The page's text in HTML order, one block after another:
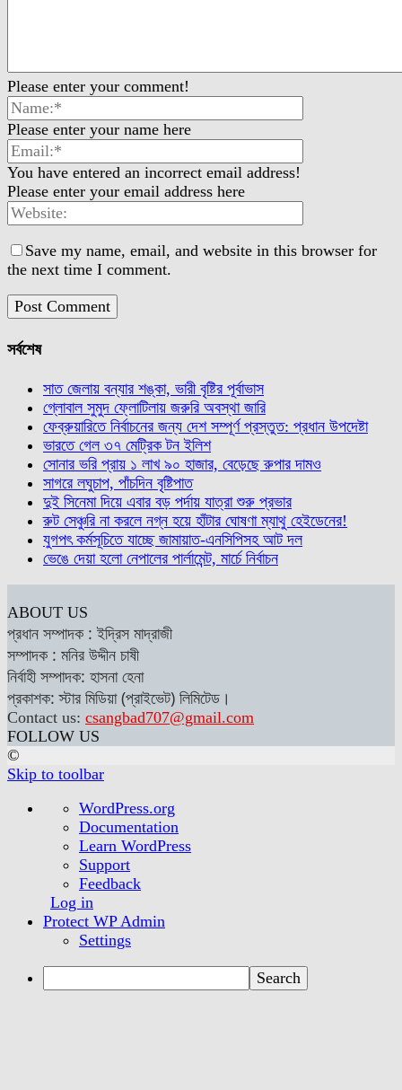
Please enter your comment!
Please enter your name here
You have entered an incorrect email address!
Please enter your email address here
Save my name, email, and website in this browser for
the next time I comment.
সর্বশেষ
সাত জেলায় বন্যার শঙ্কা, ভারী বৃষ্টির পূর্বাভাস
গ্লোবাল সুমুদ ফ্লোটিলায় জরুরি অবস্থা জারি
ফেব্রুয়ারিতে নির্বাচনের জন্য দেশ সম্পূর্ণ প্রস্তুত: প্রধান উপদেষ্টা
ভারতে গেল ৩৭ মেট্রিক টন ইলিশ
সোনার ভরি প্রায় ১ লাখ ৯০ হাজার, বেড়েছে রুপার দামও
সাগরে লঘুচাপ, পাঁচদিন বৃষ্টিপাত
দুই সিনেমা দিয়ে এবার বড় পর্দায় যাত্রা শুরু প্রভার
রুট সেঞ্চুরি না করলে নগ্ন হয়ে হাঁটার ঘোষণা ম্যাথু হেইডেনের!
যুগপৎ কর্মসূচিতে যাচ্ছে জামায়াত-এনসিপিসহ আট দল
ভেঙে দেয়া হলো নেপালের পার্লামেন্ট, মার্চে নির্বাচন
ABOUT US
প্রধান সম্পাদক : ইদ্রিস মাদ্রাজী
সম্পাদক : মনির উদ্দীন চাষী
নির্বাহী সম্পাদক: হাসনা হেনা
প্রকাশক: স্টার মিডিয়া (প্রাইভেট) লিমিটেড।
Contact us: csangbad707@gmail.com
FOLLOW US
©
Skip to toolbar
About
WordPress
WordPress.org
Documentation
Learn WordPress
Support
Feedback
Log in
Protect WP Admin
Settings
Search